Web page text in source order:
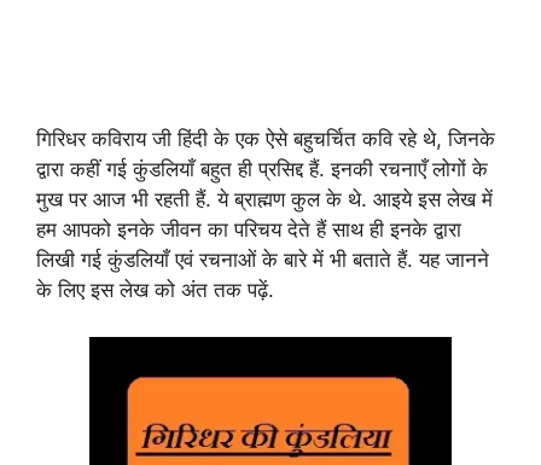
गिरिधर कविराय जी हिंदी के एक ऐसे बहुचर्चित कवि रहे थे, जिनके
द्वारा कहीं गई कुंडलियाँ बहुत ही प्रसिद्द हैं. इनकी रचनाएँ लोगों के
मुख पर आज भी रहती हैं. ये ब्राह्मण कुल के थे. आइये इस लेख में
हम आपको इनके जीवन का परिचय देते हैं साथ ही इनके द्वारा
लिखी गई कुंडलियाँ एवं रचनाओं के बारे में भी बताते हैं. यह जानने
के लिए इस लेख को अंत तक पढ़ें.